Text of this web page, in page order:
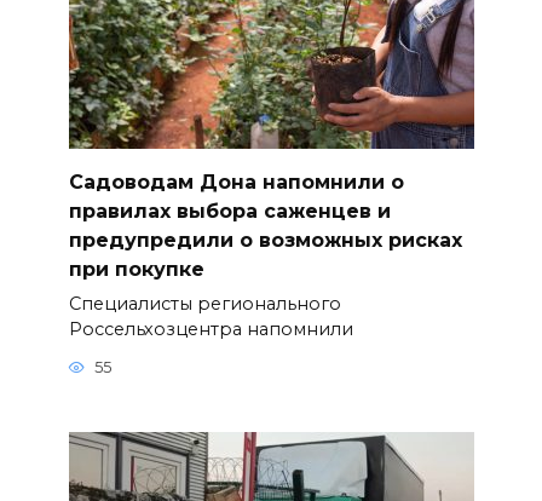
Садоводам Дона напомнили о
правилах выбора саженцев и
предупредили о возможных рисках
при покупке
Специалисты регионального
Россельхозцентра напомнили
55